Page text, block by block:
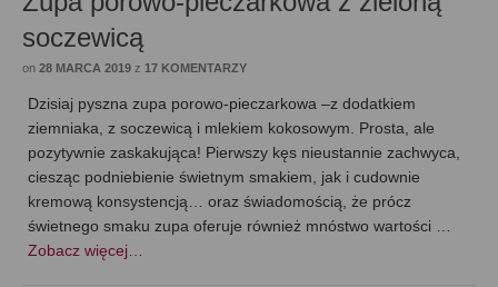
soczewicą
on 28 MARCA 2019 z 17 KOMENTARZY
Dzisiaj pyszna zupa porowo-pieczarkowa –z dodatkiem
ziemniaka, z soczewicą i mlekiem kokosowym. Prosta, ale
pozytywnie zaskakująca! Pierwszy kęs nieustannie zachwyca,
ciesząc podniebienie świetnym smakiem, jak i cudownie
kremową konsystencją… oraz świadomością, że prócz
świetnego smaku zupa oferuje również mnóstwo wartości …
Zobacz więcej…